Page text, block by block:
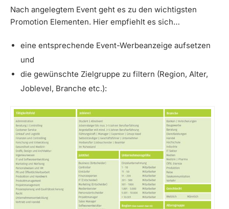
Nach angelegtem Event geht es zu den wichtigsten
Promotion Elementen. Hier empfiehlt es sich…
eine entsprechende Event-Werbeanzeige aufsetzen
und
die gewünschte Zielgruppe zu filtern (Region, Alter,
Joblevel, Branche etc.):